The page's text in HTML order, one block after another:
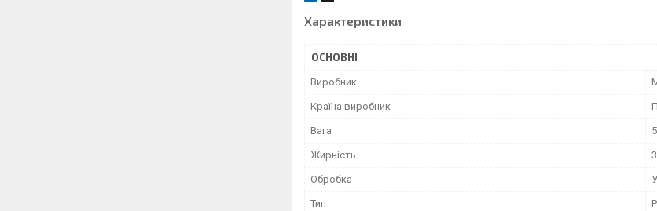
Характеристики
ОСНОВНІ
Виробник
Країна виробник
Вага
Жирність
Обробка
Тип